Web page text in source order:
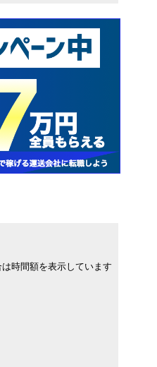
時間額を表示しています